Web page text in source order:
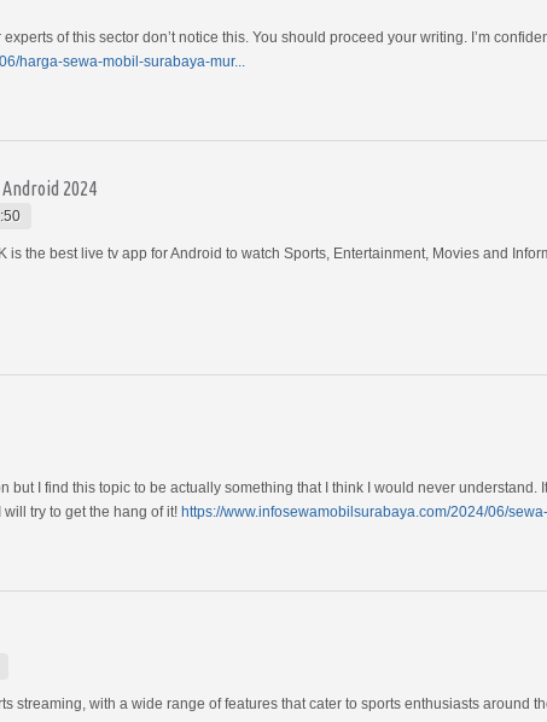
of this sector don’t notice this. You should proceed your writing. I’m
harga-sewa-mobil-surabaya-mur...
2024
is the best live tv app for Android to watch Sports, Entertainment, Movies and
but I find this topic to be actually something that I think I would never understand.
try to get the hang of it! https://www.infosewamobilsurabaya.com/2024/06/
streaming, with a wide range of features that cater to sports enthusiasts around